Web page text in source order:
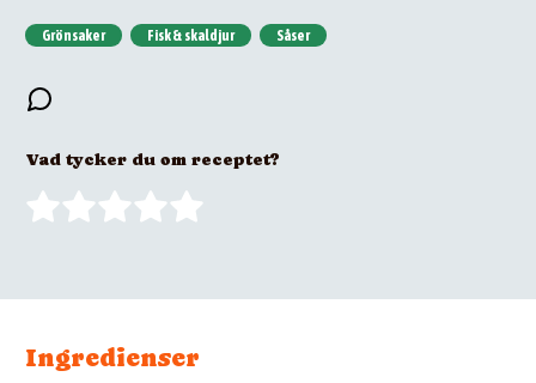
Grönsaker Fisk & skaldjur Såser
Vad tycker du om receptet?
Ingredienser